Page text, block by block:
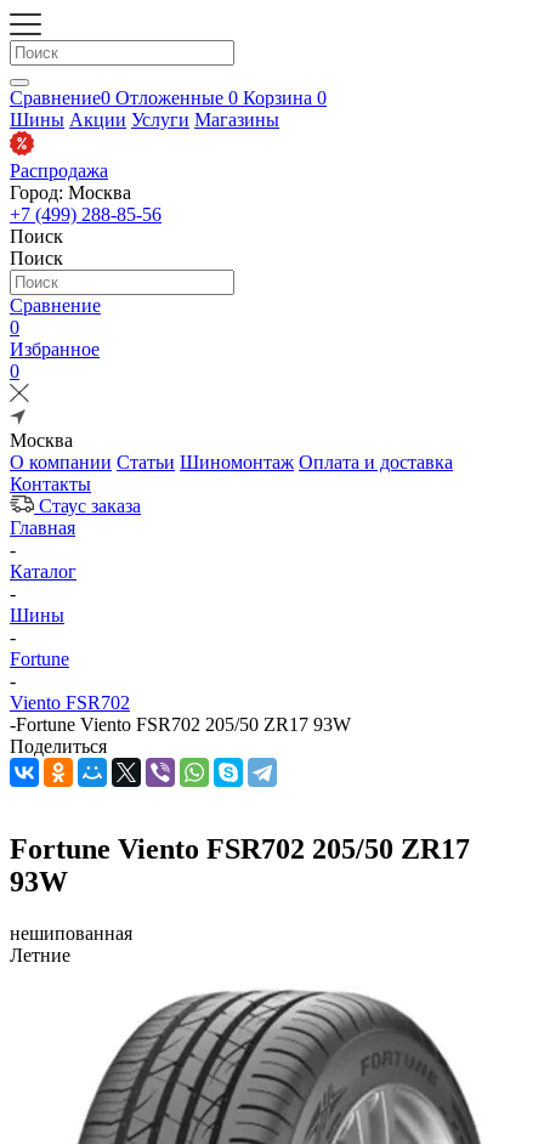
Сравнение0 Отложенные 0 Корзина 0
Шины Акции Услуги Магазины
Распродажа
Город: Москва
+7 (499) 288-85-56
Поиск
Поиск
Сравнение
0
Избранное
0
Москва
О компании Статьи Шиномонтаж Оплата и доставка
Контакты
Стаус заказа
Главная
-
Каталог
-
Шины
-
Fortune
-
Viento FSR702
-Fortune Viento FSR702 205/50 ZR17 93W
Поделиться
Fortune Viento FSR702 205/50 ZR17
93W
нешипованная
Летние